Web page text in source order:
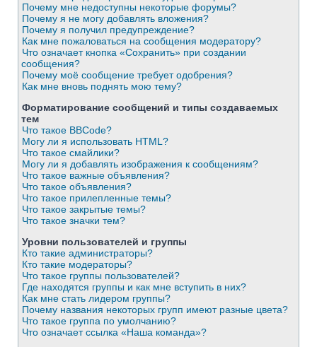
Почему мне недоступны некоторые форумы?
Почему я не могу добавлять вложения?
Почему я получил предупреждение?
Как мне пожаловаться на сообщения модератору?
Что означает кнопка «Сохранить» при создании
сообщения?
Почему моё сообщение требует одобрения?
Как мне вновь поднять мою тему?
Форматирование сообщений и типы создаваемых
тем
Что такое BBCode?
Могу ли я использовать HTML?
Что такое смайлики?
Могу ли я добавлять изображения к сообщениям?
Что такое важные объявления?
Что такое объявления?
Что такое прилепленные темы?
Что такое закрытые темы?
Что такое значки тем?
Уровни пользователей и группы
Кто такие администраторы?
Кто такие модераторы?
Что такое группы пользователей?
Где находятся группы и как мне вступить в них?
Как мне стать лидером группы?
Почему названия некоторых групп имеют разные цвета?
Что такое группа по умолчанию?
Что означает ссылка «Наша команда»?